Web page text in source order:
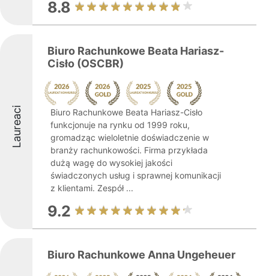
8.8
Laureaci
Biuro Rachunkowe Beata Hariasz-
Cisło (OSCBR)
Biuro Rachunkowe Beata Hariasz-Cisło
funkcjonuje na rynku od 1999 roku,
gromadząc wieloletnie doświadczenie w
branży rachunkowości. Firma przykłada
dużą wagę do wysokiej jakości
świadczonych usług i sprawnej komunikacji
z klientami. Zespół ...
9.2
Biuro Rachunkowe Anna Ungeheuer